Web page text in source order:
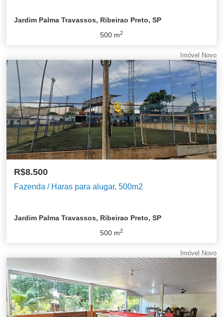
Jardim Palma Travassos, Ribeirao Preto, SP
500m2
Imóvel Novo
R$8.500
Fazenda / Haras para alugar, 500m2
Jardim Palma Travassos, Ribeirao Preto, SP
500m2
Imóvel Novo